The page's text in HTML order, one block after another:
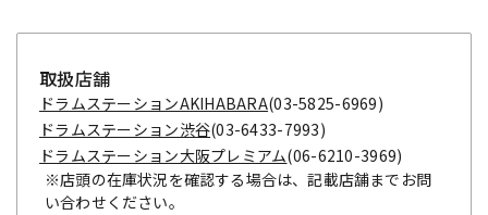
取扱店舗
ドラムステーションAKIHABARA(03-5825-6969)
ドラムステーション渋谷(03-6433-7993)
ドラムステーション大阪プレミアム(06-6210-3969)
※店頭の在庫状況を確認する場合は、記載店舗までお問
い合わせください。